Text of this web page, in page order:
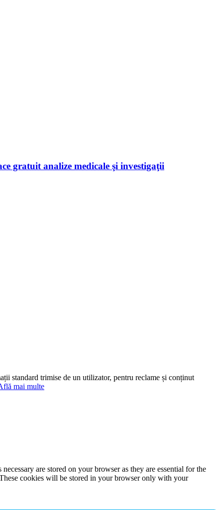
gratuit analize medicale şi investigaţii
standard trimise de un utilizator, pentru reclame și conținut
mai multe
are stored on your browser as they are essential for the
cookies will be stored in your browser only with your